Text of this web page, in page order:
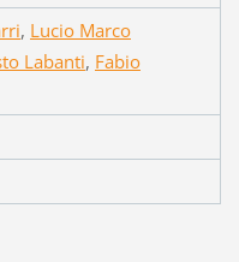
, Lucio Marco
Labanti, Fabio